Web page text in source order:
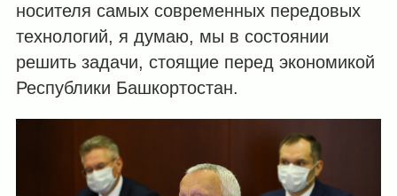
носителя самых современных передовых
технологий, я думаю, мы в состоянии
решить задачи, стоящие перед экономикой
Республики Башкортостан.